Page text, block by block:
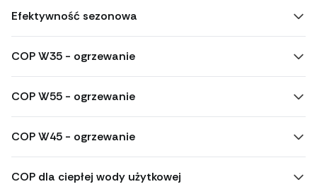
Efektywność sezonowa
COP W35 - ogrzewanie
COP W55 - ogrzewanie
COP W45 - ogrzewanie
COP dla ciepłej wody użytkowej